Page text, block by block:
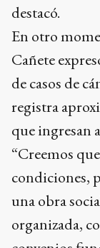
destacó.
En otro
Cañete
de casos de
registra
que ingresan
“Creemos
condiciones,
una obra
organizada,